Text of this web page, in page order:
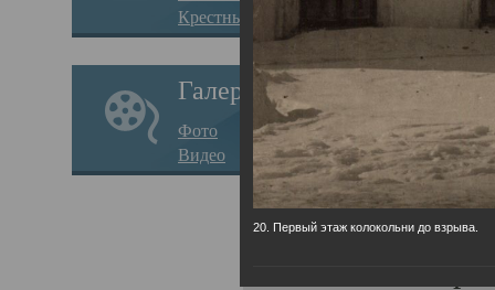
Крестные ходы
Галерея
Фото
Видео
20. Первый этаж колокольни до взрыва.